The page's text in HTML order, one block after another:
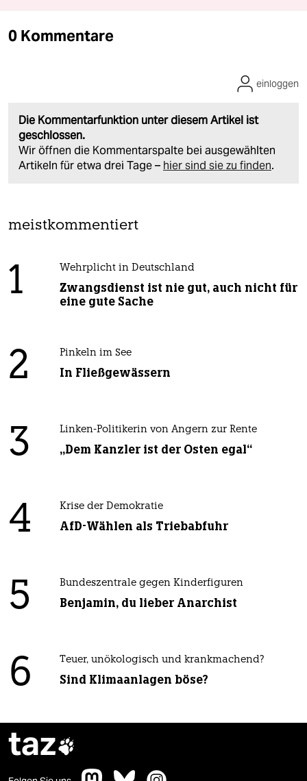
0 Kommentare
Die Kommentarfunktion unter diesem Artikel ist
geschlossen.
Wir öffnen die Kommentarspalte bei ausgewählten
Artikeln für etwa drei Tage – hier sind sie zu finden.
einloggen
meistkommentiert
1 Wehrplicht in Deutschland
Zwangsdienst ist nie gut, auch nicht für
eine gute Sache
2 Pinkeln im See
In Fließgewässern
3 Linken-Politikerin von Angern zur Rente
„Dem Kanzler ist der Osten egal“
4 Krise der Demokratie
AfD-Wählen als Triebabfuhr
5 Bundeszentrale gegen Kinderfiguren
Benjamin, du lieber Anarchist
6 Teuer, unökologisch und krankmachend?
Sind Klimaanlagen böse?
taz